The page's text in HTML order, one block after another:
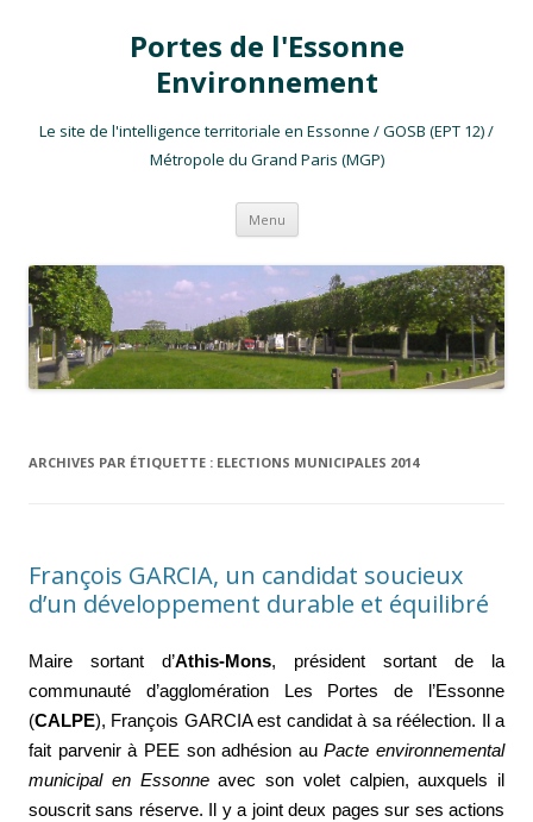
Portes de l'Essonne
Environnement
Le site de l'intelligence territoriale en Essonne / GOSB (EPT 12) /
Métropole du Grand Paris (MGP)
Menu Aller au contenu
ARCHIVES PAR ÉTIQUETTE : ELECTIONS MUNICIPALES 2014
François GARCIA, un candidat soucieux
d’un développement durable et équilibré
Maire sortant d’Athis-Mons, président sortant de la
communauté d’agglomération Les Portes de l’Essonne
(CALPE), François GARCIA est candidat à sa réélection. Il a
fait parvenir à PEE son adhésion auPacte environnemental
municipal en Essonneavec son volet calpien, auxquels il
souscrit sans réserve. Il y a joint deux pages sur ses actions